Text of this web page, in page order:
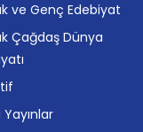
ve Genç Edebiyat
Çağdaş Dünya
Yayınlar